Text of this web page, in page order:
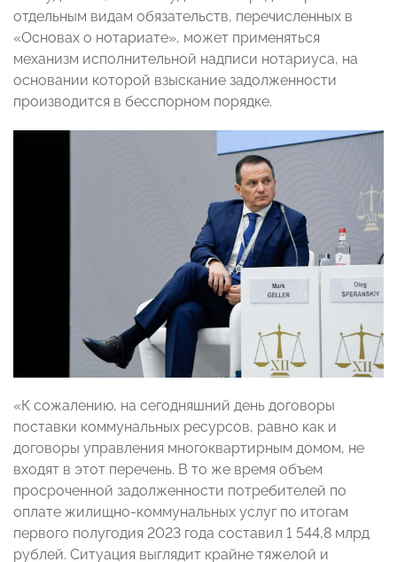
отдельным видам обязательств, перечисленных в
«Основах о нотариате», может применяться
механизм исполнительной надписи нотариуса, на
основании которой взыскание задолженности
производится в бесспорном порядке.
«К сожалению, на сегодняшний день договоры
поставки коммунальных ресурсов, равно как и
договоры управления многоквартирным домом, не
входят в этот перечень. В то же время объем
просроченной задолженности потребителей по
оплате жилищно-коммунальных услуг по итогам
первого полугодия 2023 года составил 1 544,8 млрд
рублей. Ситуация выглядит крайне тяжелой и